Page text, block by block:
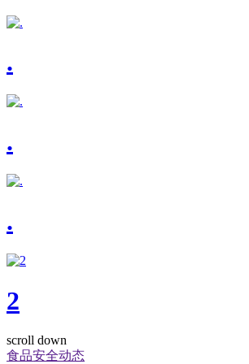
.
.
.
2
scroll down
食品安全动态